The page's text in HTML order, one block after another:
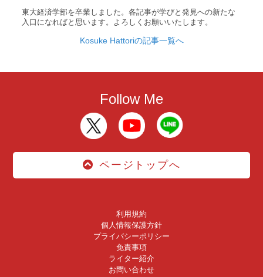
東大経済学部を卒業しました。各記事が学びと発見への新たな
入口になればと思います。よろしくお願いいたします。
Kosuke Hattoriの記事一覧へ
Follow Me
ページトップへ
利用規約
個人情報保護方針
プライバシーポリシー
免責事項
ライター紹介
お問い合わせ